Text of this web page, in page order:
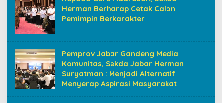
Herman Berharap Cetak Calon
Pemimpin Berkarakter
Pemprov Jabar Gandeng Media
Komunitas, Sekda Jabar Herman
Suryatman : Menjadi Alternatif
Menyerap Aspirasi Masyarakat